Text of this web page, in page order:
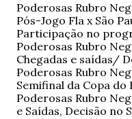
Poderosas Rubro
Pós-Jogo Fla x São
Participação no
Poderosas Rubro
Chegadas e saídas/
Poderosas Rubro
Semifinal da Copa
Poderosas Rubro
e Saídas, Decisão no